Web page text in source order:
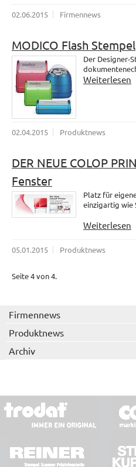
02.06.2015 Firmennews
MODICO Flash Stempel
Der Designer-
Weiterlesen
02.04.2015 Produktnews
DER NEUE COLOP
Fenster
Platz für
einzigartig wie
Weiterlesen
05.01.2015 Produktnews
Seite 4 von 4.
Firmennews
Produktnews
Archiv